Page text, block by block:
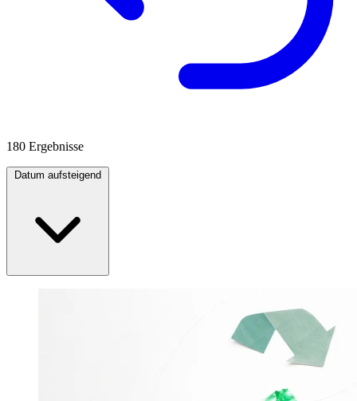
180 Ergebnisse